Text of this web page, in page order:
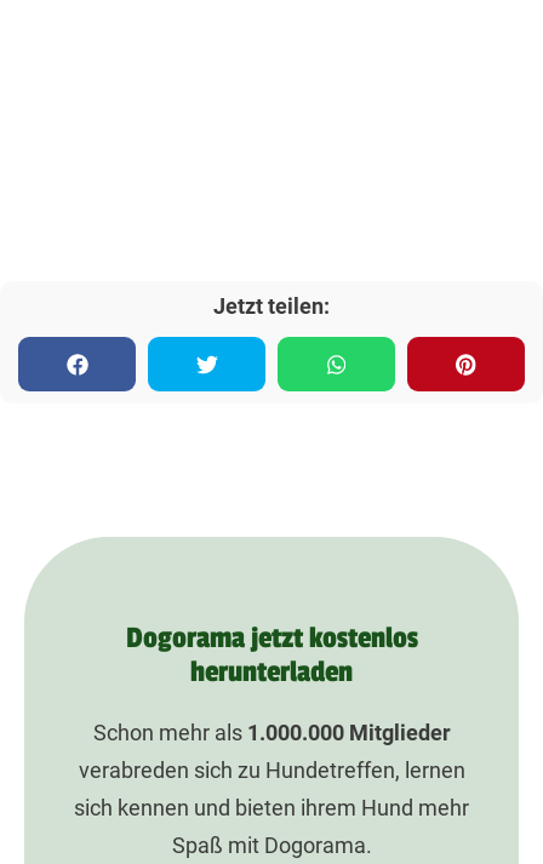
Jetzt teilen:
Dogorama jetzt kostenlos
herunterladen
Schon mehr als 1.000.000Mitglieder
verabreden sich zu Hundetreffen, lernen
sich kennen und bieten ihrem Hund mehr
Spaß mit Dogorama.